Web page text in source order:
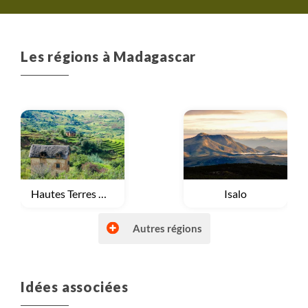
Les régions à Madagascar
Voyage
Hautes Terres malgaches Voyage
Isalo
Voyage
Nord Malgache et Nosy bé
Autres régions
Idées associées